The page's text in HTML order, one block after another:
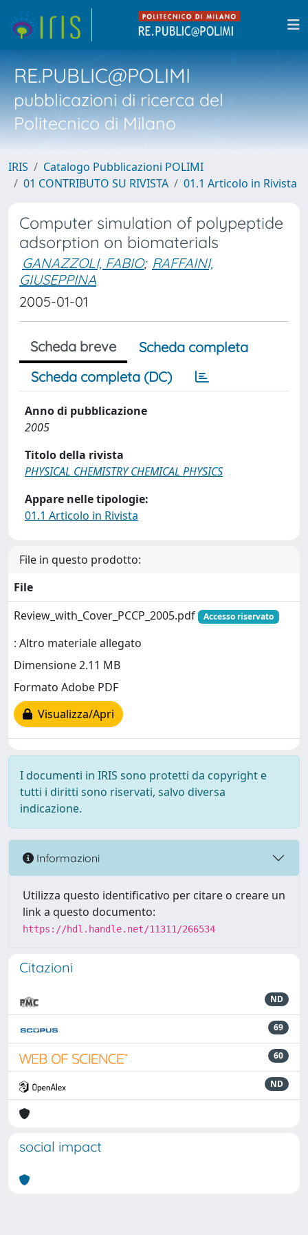
RE.PUBLIC@POLIMI
pubblicazioni di ricerca del
Politecnico di Milano
IRIS
Catalogo Pubblicazioni POLIMI
01 CONTRIBUTO SU RIVISTA
01.1 Articolo in Rivista
Computer simulation of polypeptide
adsorption on biomaterials
GANAZZOLI, FABIO; RAFFAINI,
GIUSEPPINA
2005-01-01
Scheda breve
Scheda completa
Scheda completa (DC)
Anno di pubblicazione
2005
Titolo della rivista
PHYSICAL CHEMISTRY CHEMICAL PHYSICS
Appare nelle tipologie:
01.1 Articolo in Rivista
File in questo prodotto:
File
Review_with_Cover_PCCP_2005.pdf
Accesso riservato
: Altro materiale allegato
Dimensione 2.11 MB
Formato Adobe PDF
Visualizza/Apri
I documenti in IRIS sono protetti da copyright e
tutti i diritti sono riservati, salvo diversa
indicazione.
Informazioni
Utilizza questo identificativo per citare o creare un
link a questo documento:
https://hdl.handle.net/11311/266534
Citazioni
ND
69
60
ND
social impact